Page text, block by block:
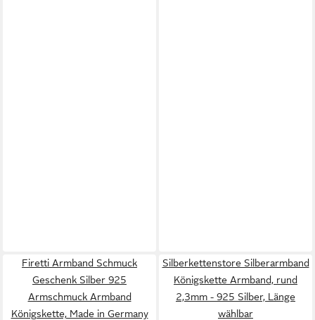
Firetti Armband Schmuck
Geschenk Silber 925
Armschmuck Armband
Königskette, Made in Germany
Silberkettenstore Silberarmband
Königskette Armband, rund
2,3mm - 925 Silber, Länge
wählbar